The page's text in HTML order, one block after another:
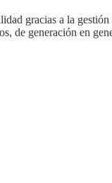
gracias a la
de generación en